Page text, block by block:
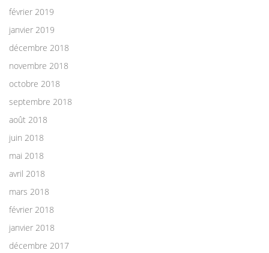
février 2019
janvier 2019
décembre 2018
novembre 2018
octobre 2018
septembre 2018
août 2018
juin 2018
mai 2018
avril 2018
mars 2018
février 2018
janvier 2018
décembre 2017